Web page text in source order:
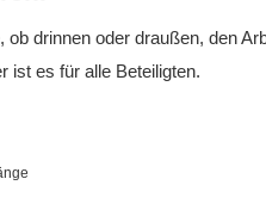
drinnen oder draußen, den
ist es für alle Beteiligten.